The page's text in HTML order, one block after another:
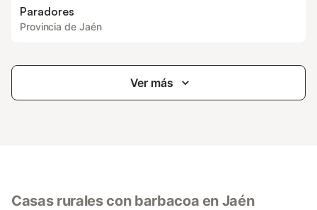
Paradores
Provincia de Jaén
Ver más
Casas rurales con barbacoa en Jaén